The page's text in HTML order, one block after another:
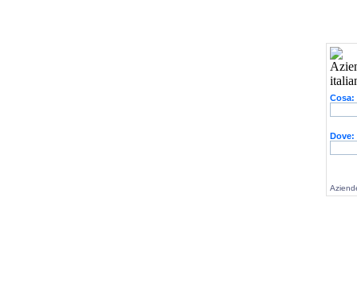
Cosa:
Dove: